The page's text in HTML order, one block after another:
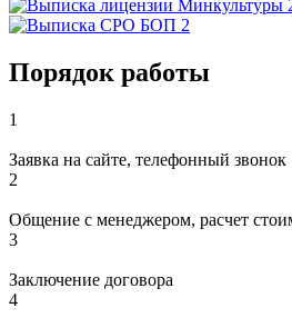
Порядок работы
1
Заявка на сайте, телефонный звонок
2
Общение с менеджером, расчет
3
Заключение договора
4